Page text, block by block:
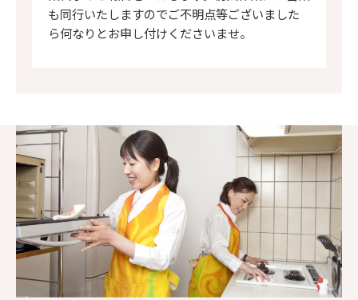
も同行いたしますのでご不明点等ございました
ら何なりとお申し付けくださいませ。